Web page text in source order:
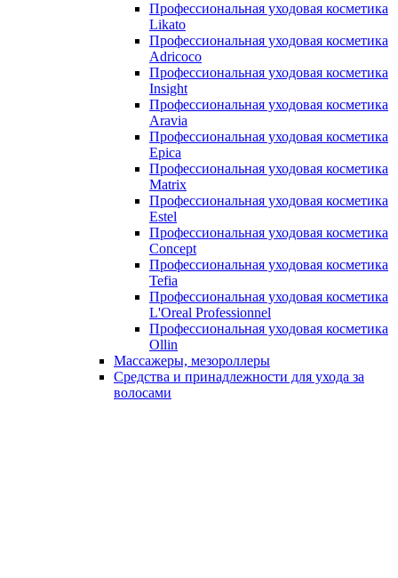
Профессиональная уходовая косметика
Likato
Профессиональная уходовая косметика
Adricoco
Профессиональная уходовая косметика
Insight
Профессиональная уходовая косметика
Aravia
Профессиональная уходовая косметика
Epica
Профессиональная уходовая косметика
Matrix
Профессиональная уходовая косметика
Estel
Профессиональная уходовая косметика
Concept
Профессиональная уходовая косметика
Tefia
Профессиональная уходовая косметика
L'Oreal Professionnel
Профессиональная уходовая косметика
Ollin
Массажеры, мезороллеры
Средства и принадлежности для ухода за
волосами